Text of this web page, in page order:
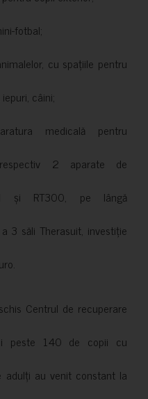
fotbal;
cu spațiile pentru
câini;
medicală pentru
2 aparate de
și RT300, pe lângă
3 săli Therasuit, investiție
Centrul de recuperare
peste 140 de copii cu
adulți au venit constant la